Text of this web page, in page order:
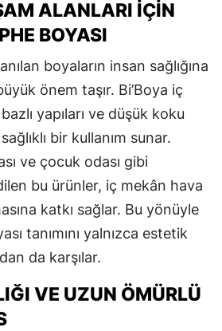
ALANLARI İÇIN
BOYASI
boyaların insan sağlığına
önem taşır. Bi’Boya iç
yapıları ve düşük koku
bir kullanım sunar.
ve çocuk odası gibi
bu ürünler, iç mekân hava
katkı sağlar. Bu yönüyle
tanımını yalnızca estetik
da karşılar.
VE UZUN ÖMÜRLÜ